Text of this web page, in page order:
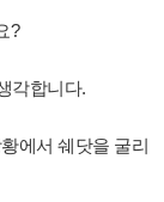
?
각합니다.
에서 쉐닷을 굴리